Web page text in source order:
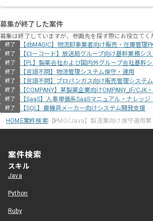
募集が終了した案件
募集は終了していますが、参画先を探す際にお役立てく
終了 【dbMAGIC】物流卸事業者向け販売・在庫管理
終了 【ローコード】放送局グループ向け基幹業務シ
終了 【PL】製薬会社および国内外グループ会社基幹
終了 【言語不問】物流管理システム保守・運用
終了 【言語不問】プロパンガス向け販売管理システ
終了 【COMPANY】某製薬企業向けOMPANY_IF/CJK
終了 【SaaS】人事単価系SaaSマニュアル・ナレッジ
終了
【SQL】農機具メーカー向けシステム開発支援
HOME案件検索【PMO/Java】製造業向け保守運用案
案件検索
スキル
Java
Python
Ruby